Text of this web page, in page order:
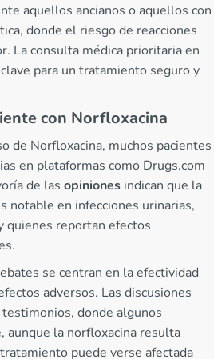
aquellos ancianos o aquellos con
donde el riesgo de reacciones
La consulta médica prioritaria en
para un tratamiento seguro y
con Norfloxacina
de Norfloxacina, muchos pacientes
en plataformas como Drugs.com
de las opiniones indican que la
notable en infecciones urinarias,
quienes reportan efectos
se centran en la efectividad
adversos. Las discusiones
donde algunos
aunque la norfloxacina resulta
puede verse afectada